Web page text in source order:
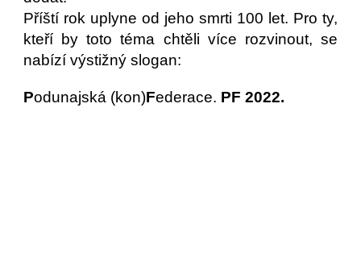
Příští rok uplyne od jeho smrti 100 let. Pro ty,
kteří by toto téma chtěli více rozvinout, se
nabízí výstižný slogan:
Podunajská (kon)Federace. PF 2022.